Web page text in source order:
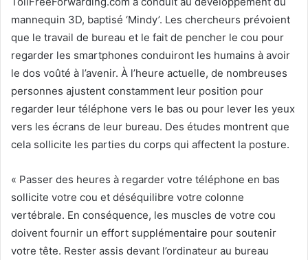
mannequin 3D, baptisé ‘Mindy’. Les chercheurs prévoient
que le travail de bureau et le fait de pencher le cou pour
regarder les smartphones conduiront les humains à avoir
le dos voûté à l’avenir. À l’heure actuelle, de nombreuses
personnes ajustent constamment leur position pour
regarder leur téléphone vers le bas ou pour lever les yeux
vers les écrans de leur bureau. Des études montrent que
cela sollicite les parties du corps qui affectent la posture.
« Passer des heures à regarder votre téléphone en bas
sollicite votre cou et déséquilibre votre colonne
vertébrale. En conséquence, les muscles de votre cou
doivent fournir un effort supplémentaire pour soutenir
votre tête. Rester assis devant l’ordinateur au bureau